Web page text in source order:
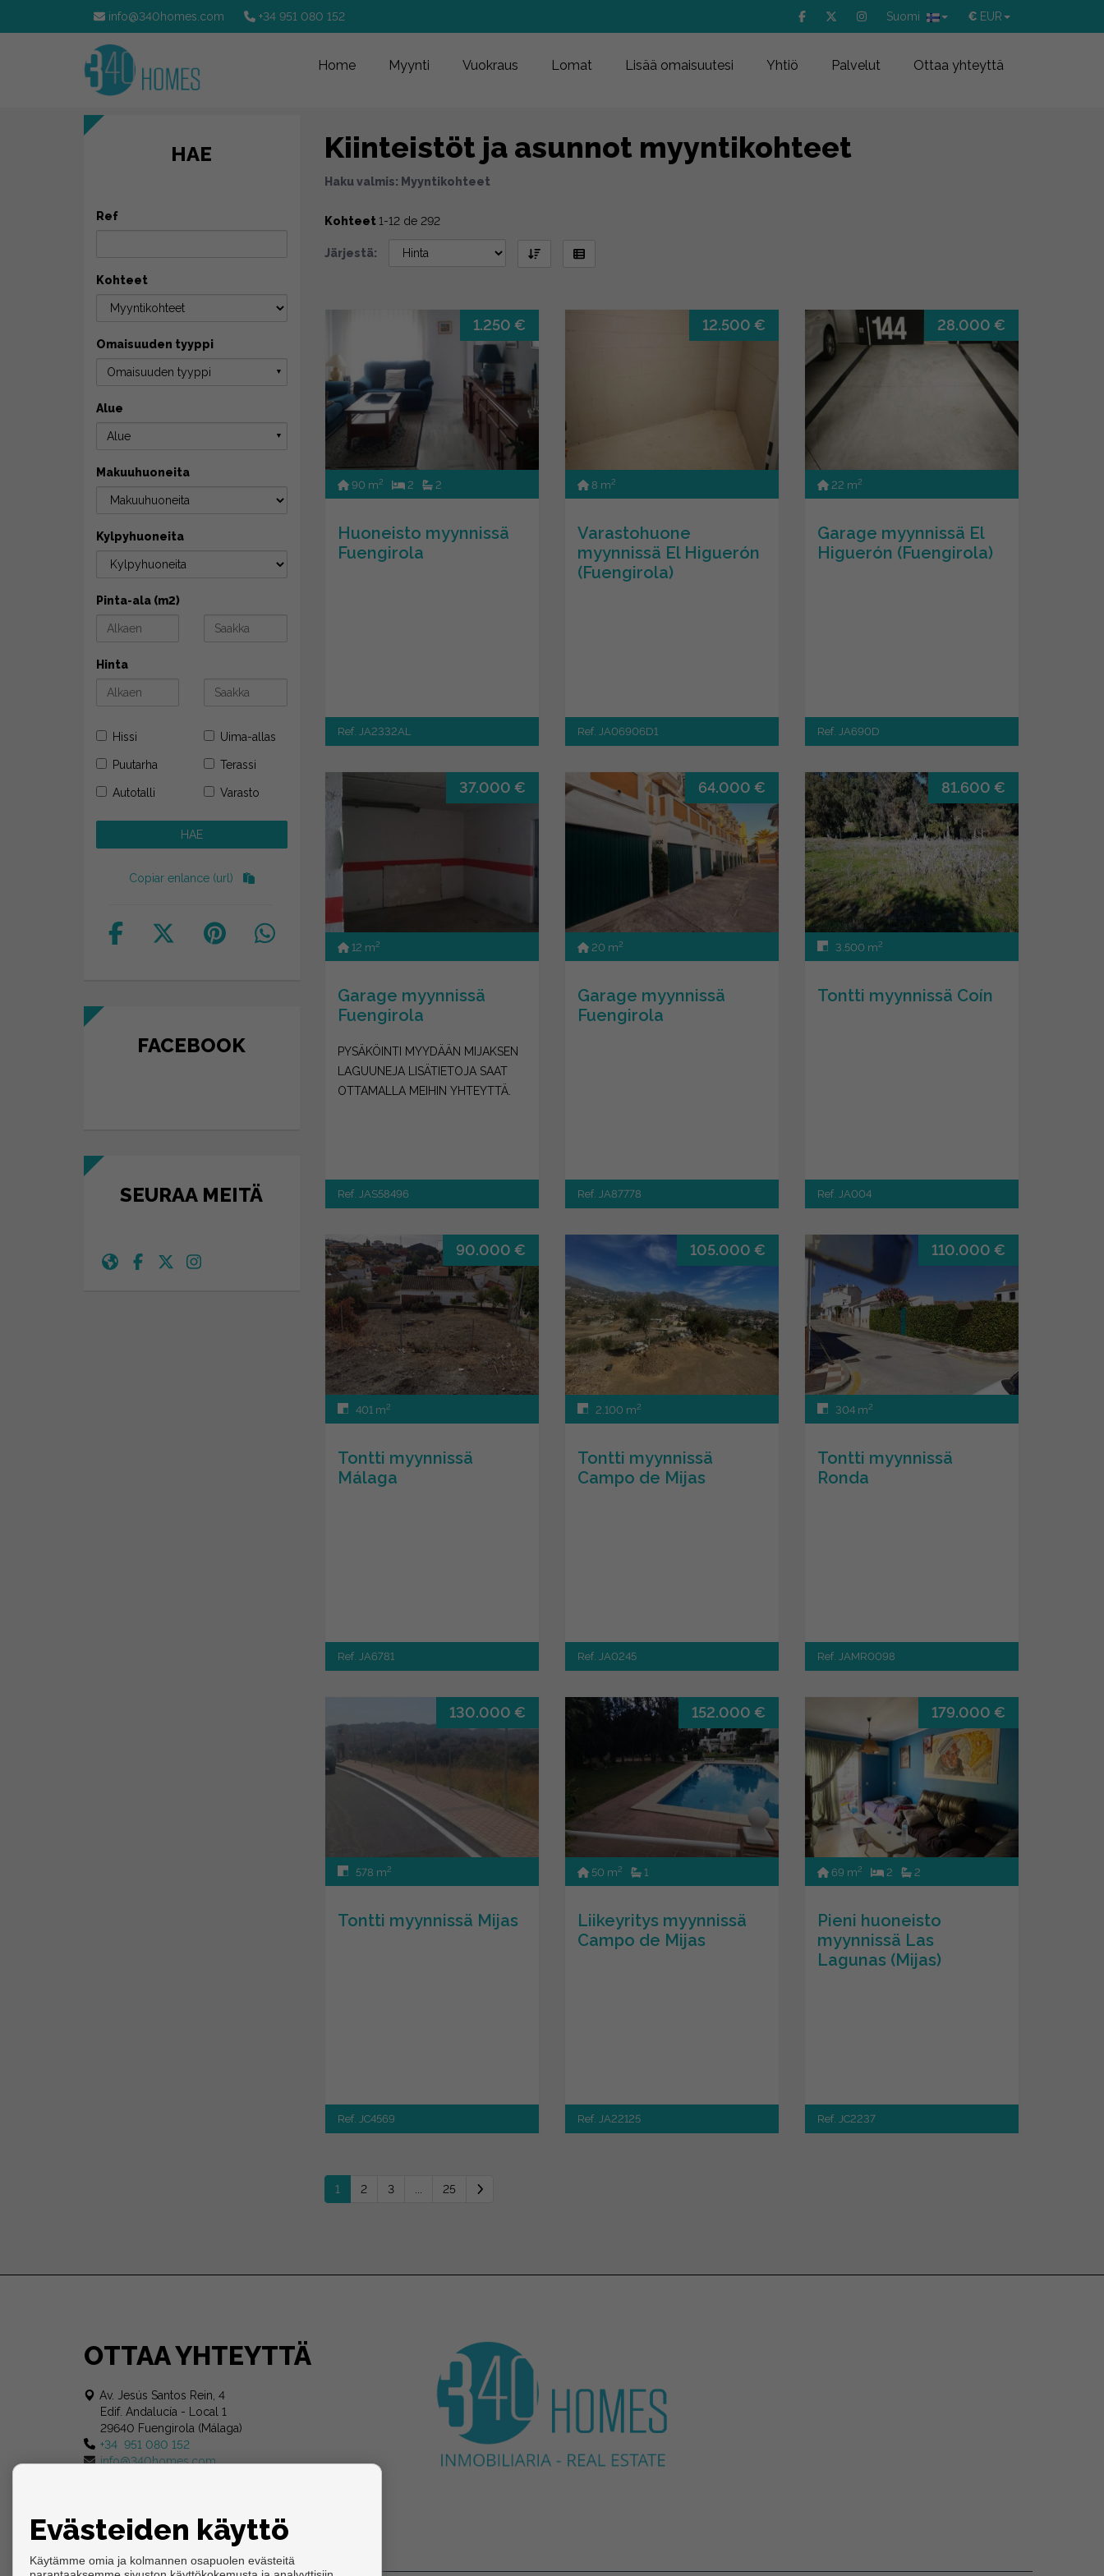
info@340homes.com +34 951 080 152 € EUR
Suomi
Home Myynti Vuokraus Lomat Lisää omaisuutesi Yhtiö Palvelut Ottaa yhteyttä
Kiinteistöt ja asunnot myyntikohteet
Haku valmis: Myyntikohteet
Kohteet1-12 de 292
Järjestä:
1.250 €
90 m2 2 2
Huoneisto myynnissä
Fuengirola
Ref. JA2332AL
12.500 €
8 m2
Varastohuone
myynnissä El Higuerón
(Fuengirola)
Ref. JA06906D1
28.000 €
22 m2
Garage myynnissä El
Higuerón (Fuengirola)
Ref. JA690D
37.000 €
12 m2
Garage myynnissä
Fuengirola
PYSÄKÖINTI MYYDÄÄN MIJAKSEN
LAGUUNEJA LISÄTIETOJA SAAT
OTTAMALLA MEIHIN YHTEYTTÄ.
Ref. JAS58496
64.000 €
20 m2
Garage myynnissä
Fuengirola
Ref. JA87778
81.600 €
3.500 m2
Tontti myynnissä Coín
Ref. JA004
90.000 €
401 m2
Tontti myynnissä
Málaga
Ref. JA6781
105.000 €
2.100 m2
Tontti myynnissä
Campo de Mijas
Ref. JA0245
110.000 €
304 m2
Tontti myynnissä
Ronda
Ref. JAMR0098
130.000 €
578 m2
Tontti myynnissä Mijas
Ref. JC4569
152.000 €
50 m2 1
Liikeyritys myynnissä
Campo de Mijas
Ref. JA22125
179.000 €
69 m2 2 2
Pieni huoneisto
myynnissä Las
Lagunas (Mijas)
Ref. JC2237
1 2 3 ... 25
HAE
Ref
Kohteet
Omaisuuden tyyppi
Omaisuuden tyyppi ▼
Alue
Alue ▼
Makuuhuoneita
Kylpyhuoneita
Pinta-ala (m2)
Hinta
Hissi Uima-allas
Puutarha Terassi
Autotalli Varasto
Copiar enlance (url)
FACEBOOK
SEURAA MEITÄ
OTTAA YHTEYTTÄ
Av. Jesús Santos Rein, 4
Edif. Andalucía - Local 1
29640 Fuengirola (Málaga)
+34 951 080 152
info@340homes.com
Evästeiden käyttö
Käytämme omia ja kolmannen osapuolen evästeitä